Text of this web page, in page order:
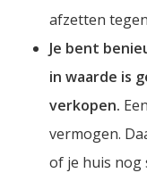
afzetten
Je bent
in waarde is
verkopen.
vermogen.
of je huis nog